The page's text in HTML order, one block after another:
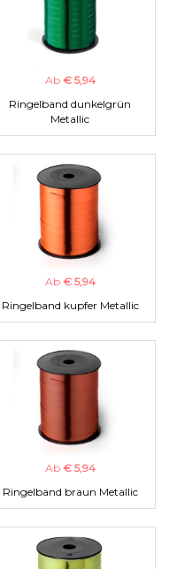
Ab € 5,94
Ringelband dunkelgrün
Metallic
Ab € 5,94
Ringelband kupfer Metallic
Ab € 5,94
Ringelband braun Metallic